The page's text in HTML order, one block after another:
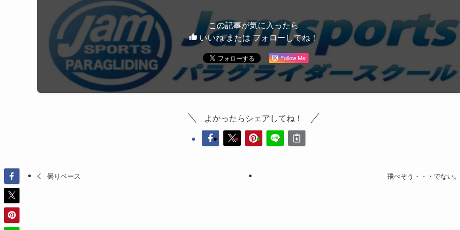
この記事が気に入ったら
いいね または フォローしてね！
Follow Me
よかったらシェアしてね！
曇りベース 飛べそう・・・でない。